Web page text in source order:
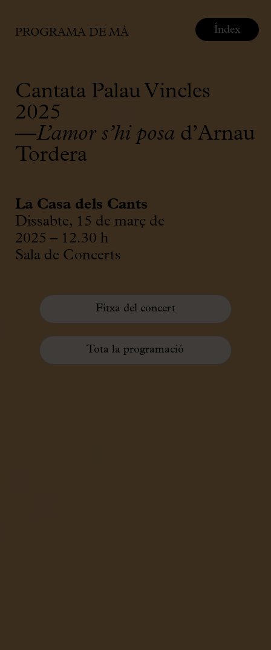
PROGRAMA DE MÀ
Cantata Palau Vincles
2025
—L’amor s’hi posa d’Arnau
Tordera
La Casa dels Cants
Dissabte, 15 de març de
2025 – 12.30 h
Sala de Concerts
Fitxa del concert
Tota la programació
Índex